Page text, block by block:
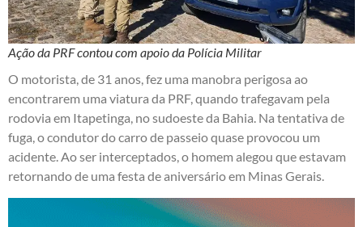
Ação da PRF contou com apoio da Polícia Militar
O motorista, de 31 anos, fez uma manobra perigosa ao
encontrarem uma viatura da PRF, quando trafegavam pela
rodovia em Itapetinga, no sudoeste da Bahia. Na tentativa de
fuga, o condutor do carro de passeio quase provocou um
acidente. Ao ser interceptados, o homem alegou que estavam
retornando de uma festa de aniversário em Minas Gerais.